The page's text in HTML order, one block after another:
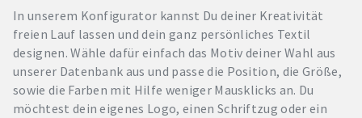
In unserem Konfigurator kannst Du deiner Kreativität
freien Lauf lassen und dein ganz persönliches Textil
designen. Wähle dafür einfach das Motiv deiner Wahl aus
unserer Datenbank aus und passe die Position, die Größe,
sowie die Farben mit Hilfe weniger Mausklicks an. Du
möchtest dein eigenes Logo, einen Schriftzug oder ein